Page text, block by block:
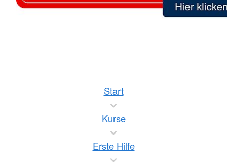
Start
Kurse
Erste Hilfe